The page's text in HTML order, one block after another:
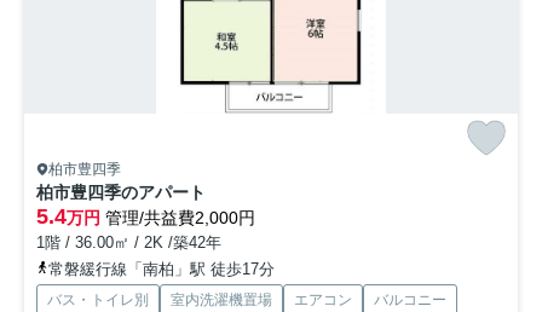
柏市豊四季
柏市豊四季のアパート
5.4万円 管理/共益費2,000円
1階 / 36.00㎡ / 2K /築42年
常磐緩行線「南柏」駅 徒歩17分
バス・トイレ別 室内洗濯機置場 エアコン
バルコニー